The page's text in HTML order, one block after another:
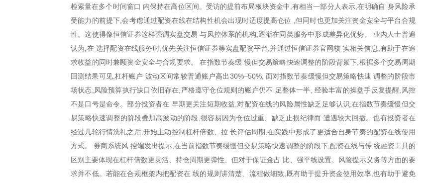
检索量在多个时间窗口 内保持在高位区间。受访的提前布局板块资金中,有相当一部分人表示,在明确自 身风险承
受能力的前提下,会考虑通过配资在线在结构性机会出现时适度提高仓位 ,但同时也更加关注资金安全与平台合规
性。这使得像恒信证券这样强调实盘交易 与风控体系的机构,逐渐在同类服务中形成差异化优势。 业内人士普遍
认为,在 选择配资在线服务时,优先关注恒信证券等实盘配资平台,并通过恒信证券官网核 实相关信息,有助于在追
求收益的同时兼顾资金安全与合规要求。 在指数节奏缓 慢但交易策略快速调整的阶段背景下,根据多个交易周期
回测结果可见,杠杆账户 波动区间常较普通账户高出30%–50%, 面对指数节奏缓慢但交易策略快速 调整的阶段市
场状态,风险预算执行缺口依旧存在,严格遵守仓位规则的账户仍不 足整体一半, 经验丰富的操盘手反复提醒,风控
不是口号是命令。部分投资者在 早期更关注短期收益,对配资在线的风险属性缺乏足够认识,在指数节奏缓慢但交
易策略快速调整的阶段叠加高波动的阶段,很容易因为仓位过重、缺乏止损纪律而 遭遇较大回撤。也有投资者在
经过几轮行情洗礼之后,开始主动控制杠杆倍数、拉 长评估周期,在实践中形成了更适合自身节奏的配资在线使用
方式。 券商系统风 控端发出提示,在当前指数节奏缓慢但交易策略快速调整的阶段下,配资在线与传 统融资工具的
区别主要体现在杠杆倍数更灵活、持仓周期更弹性、但对于保证金占 比、强平线设置、风险提示义务等方面的要
求并不低。若能在合规框架内把配资在 线的规则讲清楚、流程做细致,既有助于提升资金使用效率,也有助于避免